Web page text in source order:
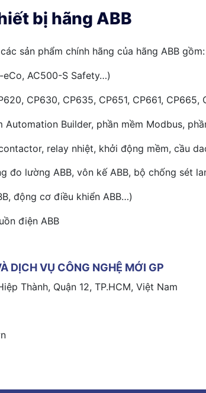
bị hãng ABB
sản phẩm chính hãng của hãng ABB gồm:
eCo, AC500-S Safety…)
CP630, CP635, CP651, CP661, CP665,
Automation Builder, phần mềm Modbus,
relay nhiệt, khởi động mềm, cầu
đo lường ABB, vôn kế ABB, bộ chống sét
động cơ điều khiển ABB…)
điện ABB
DỊCH VỤ CÔNG NGHỆ MỚI GP
Thành, Quận 12, TP.HCM, Việt Nam